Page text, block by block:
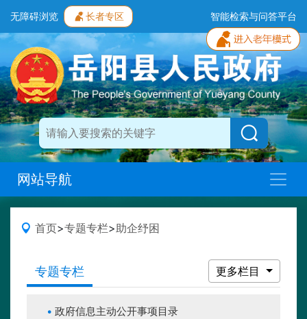
无障碍浏览 长者专区 智能检索与问答平台
网站导航
首页>专题专栏>助企纾困
专题专栏 更多栏目
政府信息主动公开事项目录